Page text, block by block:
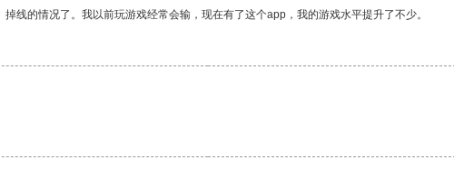
线的情况了。我以前玩游戏经常会输，现在有了这个app，我的游戏水平提升了不少。